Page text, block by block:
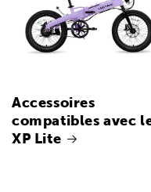
Accessoires
compatibles avec
XP Lite